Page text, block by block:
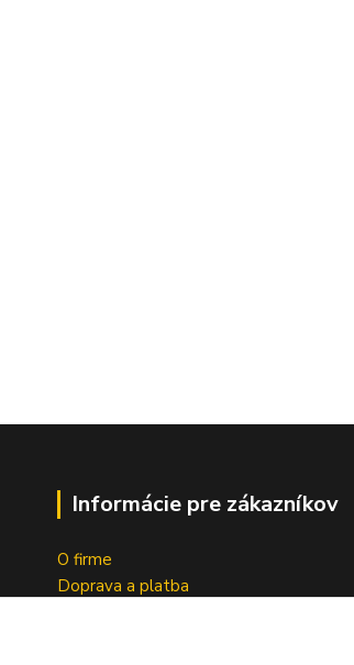
Informácie pre zákazníkov
O firme
Doprava a platba